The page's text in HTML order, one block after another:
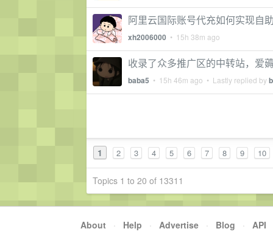
阿里云国际账号代充如何实现自
xh2006000 • 15h 38m ago
收录了众多推广区的中转站，爱
baba5 • 15h 46m ago • Lastly replied by
1 2 3 4 5 6 7 8 9 10
Topics 1 to 20 of 13311
About · Help · Advertise · Blog · API